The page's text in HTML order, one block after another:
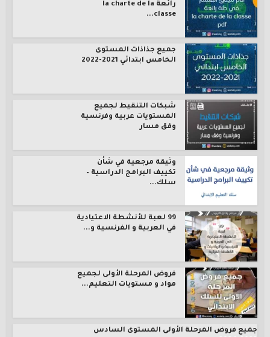
رائعة la charte de la
classe...
جميع جذاذات المستوى
الخامس ابتدائي 2021-2022
شبكات التنقيط لجميع
المستويات عربية وفرنسية
وفق مسار
وثيقة مرجعية في شأن
تكييف البرامج الدراسية –
سلك...
99 لعبة للأنشطة الاعتيادية
في العربية و الفرنسية و...
فروض المرحلة الأولى لجميع
مواد و مستويات التعليم...
جميع فروض المرحلة الأولى المستوى السادس